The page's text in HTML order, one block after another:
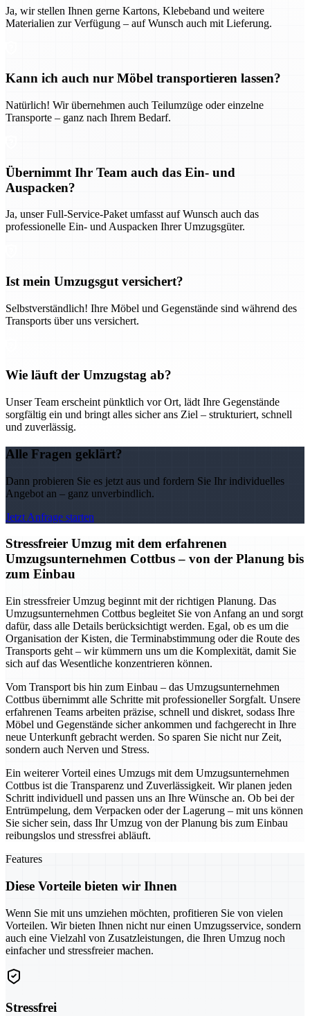
Ja, wir stellen Ihnen gerne Kartons, Klebeband und weitere
Materialien zur Verfügung – auf Wunsch auch mit Lieferung.
Kann ich auch nur Möbel transportieren lassen?
Natürlich! Wir übernehmen auch Teilumzüge oder einzelne
Transporte – ganz nach Ihrem Bedarf.
Übernimmt Ihr Team auch das Ein- und
Auspacken?
Ja, unser Full-Service-Paket umfasst auf Wunsch auch das
professionelle Ein- und Auspacken Ihrer Umzugsgüter.
Ist mein Umzugsgut versichert?
Selbstverständlich! Ihre Möbel und Gegenstände sind während des
Transports über uns versichert.
Wie läuft der Umzugstag ab?
Unser Team erscheint pünktlich vor Ort, lädt Ihre Gegenstände
sorgfältig ein und bringt alles sicher ans Ziel – strukturiert, schnell
und zuverlässig.
Alle Fragen geklärt?
Dann probieren Sie es jetzt aus und fordern Sie Ihr individuelles
Angebot an – ganz unverbindlich.
Jetzt Anfrage starten
Stressfreier Umzug mit dem erfahrenen
Umzugsunternehmen Cottbus – von der Planung bis
zum Einbau
Ein stressfreier Umzug beginnt mit der richtigen Planung. Das
Umzugsunternehmen Cottbus begleitet Sie von Anfang an und sorgt
dafür, dass alle Details berücksichtigt werden. Egal, ob es um die
Organisation der Kisten, die Terminabstimmung oder die Route des
Transports geht – wir kümmern uns um die Komplexität, damit Sie
sich auf das Wesentliche konzentrieren können.
Vom Transport bis hin zum Einbau – das Umzugsunternehmen
Cottbus übernimmt alle Schritte mit professioneller Sorgfalt. Unsere
erfahrenen Teams arbeiten präzise, schnell und diskret, sodass Ihre
Möbel und Gegenstände sicher ankommen und fachgerecht in Ihre
neue Unterkunft gebracht werden. So sparen Sie nicht nur Zeit,
sondern auch Nerven und Stress.
Ein weiterer Vorteil eines Umzugs mit dem Umzugsunternehmen
Cottbus ist die Transparenz und Zuverlässigkeit. Wir planen jeden
Schritt individuell und passen uns an Ihre Wünsche an. Ob bei der
Entrümpelung, dem Verpacken oder der Lagerung – mit uns können
Sie sicher sein, dass Ihr Umzug von der Planung bis zum Einbau
reibungslos und stressfrei abläuft.
Features
Diese Vorteile bieten wir Ihnen
Wenn Sie mit uns umziehen möchten, profitieren Sie von vielen
Vorteilen. Wir bieten Ihnen nicht nur einen Umzugsservice, sondern
auch eine Vielzahl von Zusatzleistungen, die Ihren Umzug noch
einfacher und stressfreier machen.
Stressfrei